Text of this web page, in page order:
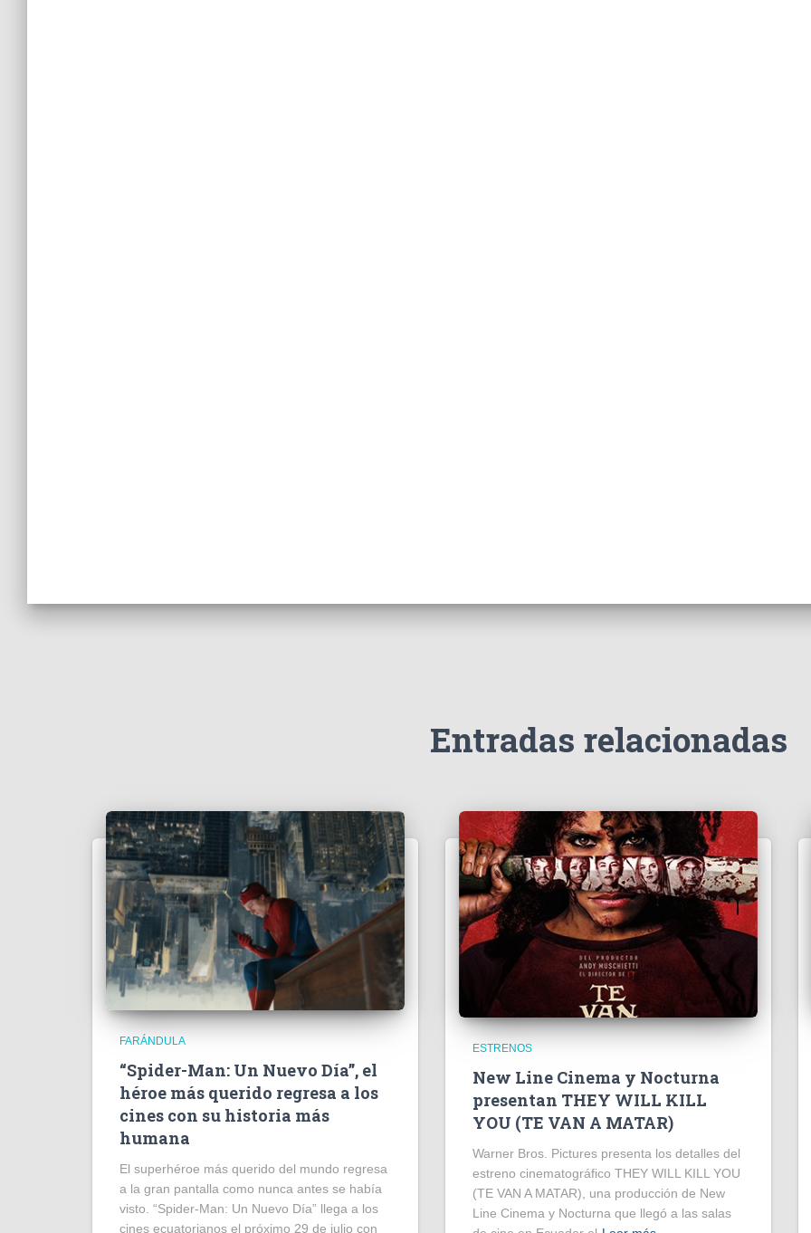
Entradas relacionadas
FARÁNDULA
“Spider-Man: Un Nuevo Día”, el
héroe más querido regresa a los
cines con su historia más
humana
El superhéroe más querido del mundo regresa
a la gran pantalla como nunca antes se había
visto. “Spider-Man: Un Nuevo Día” llega a los
cines ecuatorianos el próximo 29 de julio con
ESTRENOS
New Line Cinema y Nocturna
presentan THEY WILL KILL
YOU (TE VAN A MATAR)
Warner Bros. Pictures presenta los detalles del
estreno cinematográfico THEY WILL KILL YOU
(TE VAN A MATAR), una producción de New
Line Cinema y Nocturna que llegó a las salas